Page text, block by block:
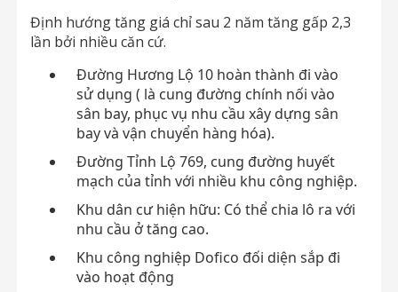
Định hướng tăng giá chỉ sau 2 năm tăng gấp 2,3
lần bởi nhiều căn cứ.
Đường Hương Lộ 10 hoàn thành đi vào
sử dụng ( là cung đường chính nối vào
sân bay, phục vụ nhu cầu xây dựng sân
bay và vận chuyển hàng hóa).
Đường Tỉnh Lộ 769, cung đường huyết
mạch của tỉnh với nhiều khu công nghiệp.
Khu dân cư hiện hữu: Có thể chia lô ra với
nhu cầu ở tăng cao.
Khu công nghiệp Dofico đối diện sắp đi
vào hoạt động